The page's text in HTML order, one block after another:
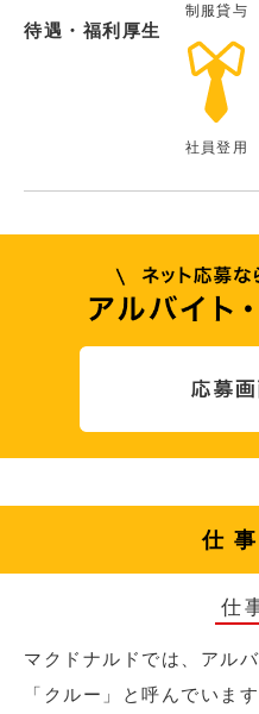
待遇・福利厚生
制服貸与
社員登用
仕
仕
マクドナルドでは、アル
「クルー」と呼んでいま